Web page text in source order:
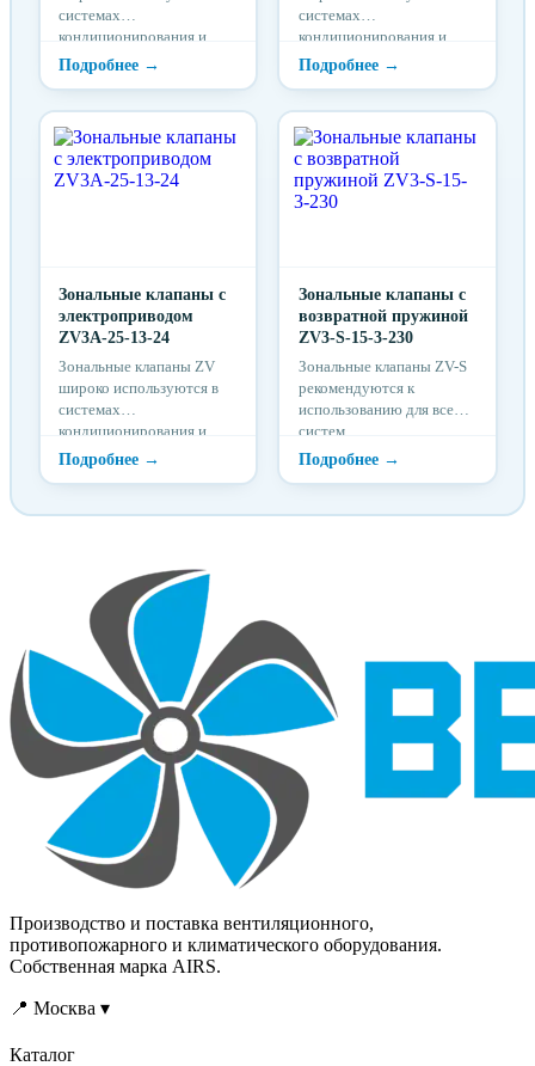
системах
кондиционирования и
отопления. Зональные
клапаны ZV
холодной или горячей
воды в зависимости от
требуемой температуры в
системах
кондиционирования и
отопления. Зональные
клапаны ZV
холодной или горячей
воды в зависимости от
требуемой температуры в
помещениях.
Зональные клапаны с
электроприводом
ZV3A-25-13-24
Зональные клапаны ZV
широко используются в
системах
кондиционирования и
отопления. Зональные
клапаны ZV
регулирования потока
требуемой температуры в
помещениях.
Зональные клапаны с
возвратной пружиной
ZV3-S-15-3-230
Зональные клапаны ZV-S
рекомендуются к
использованию для всех
систем
кондиционирования и
отопления с функцией
прерывания
Производство и поставка вентиляционного,
противопожарного и климатического оборудования.
Собственная марка AIRS.
📍 Москва ▾
Каталог